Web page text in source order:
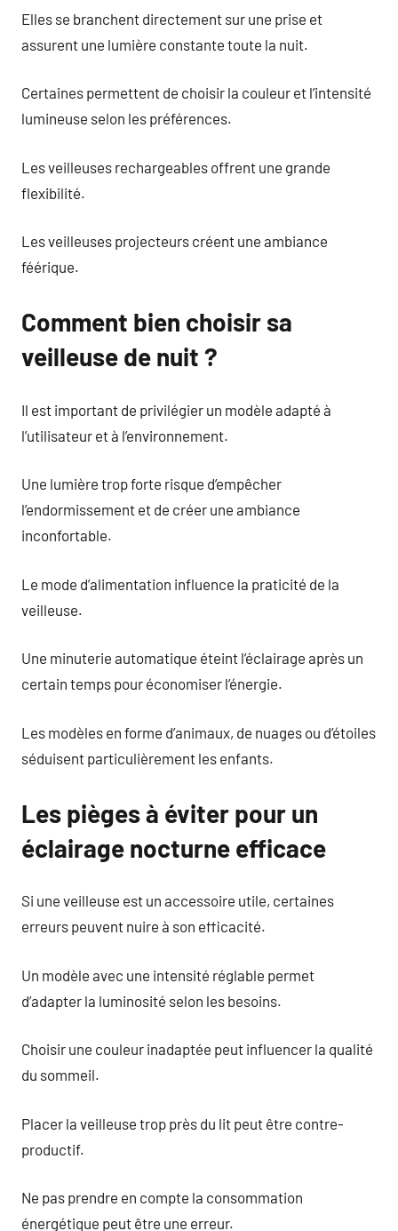
Elles se branchent directement sur une prise et
assurent une lumière constante toute la nuit.
Certaines permettent de choisir la couleur et l’intensité
lumineuse selon les préférences.
Les veilleuses rechargeables offrent une grande
flexibilité.
Les veilleuses projecteurs créent une ambiance
féérique.
Comment bien choisir sa
veilleuse de nuit ?
Il est important de privilégier un modèle adapté à
l’utilisateur et à l’environnement.
Une lumière trop forte risque d’empêcher
l’endormissement et de créer une ambiance
inconfortable.
Le mode d’alimentation influence la praticité de la
veilleuse.
Une minuterie automatique éteint l’éclairage après un
certain temps pour économiser l’énergie.
Les modèles en forme d’animaux, de nuages ou d’étoiles
séduisent particulièrement les enfants.
Les pièges à éviter pour un
éclairage nocturne efficace
Si une veilleuse est un accessoire utile, certaines
erreurs peuvent nuire à son efficacité.
Un modèle avec une intensité réglable permet
d’adapter la luminosité selon les besoins.
Choisir une couleur inadaptée peut influencer la qualité
du sommeil.
Placer la veilleuse trop près du lit peut être contre-
productif.
Ne pas prendre en compte la consommation
énergétique peut être une erreur.